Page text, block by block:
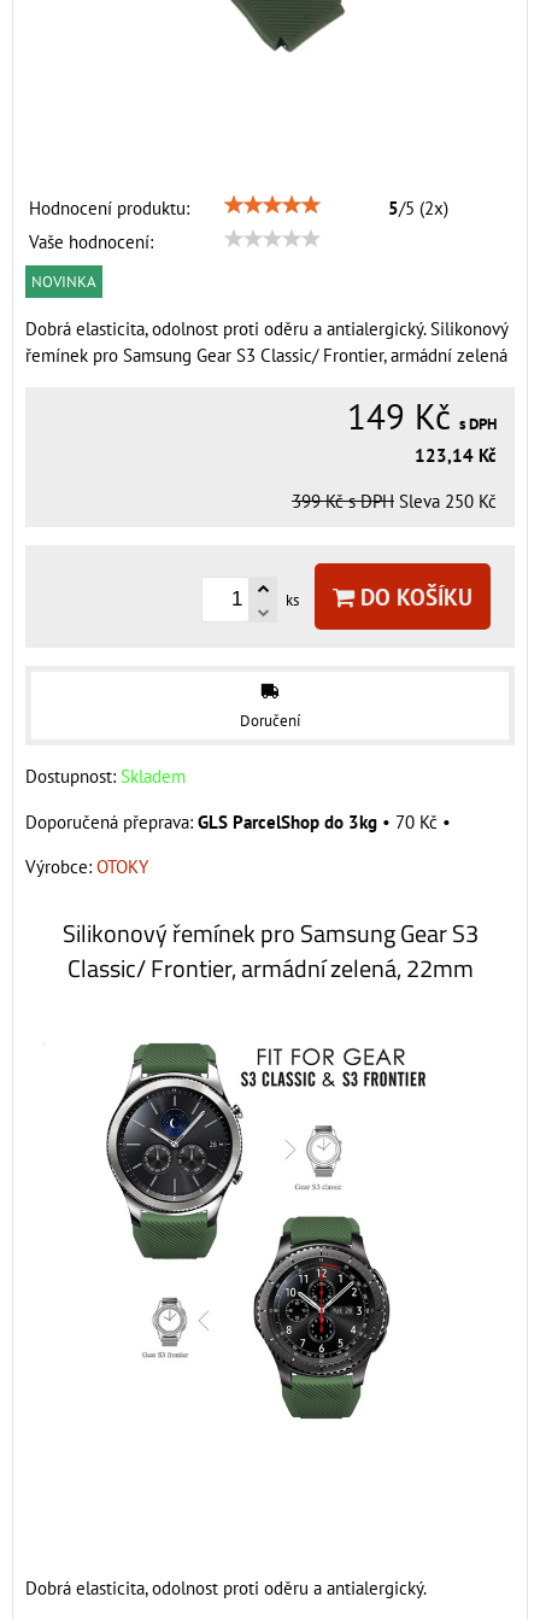
Hodnocení produktu: 5/5 (2x)
Vaše hodnocení:
NOVINKA
Dobrá elasticita, odolnost proti oděru a antialergický. Silikonový
řemínek pro Samsung Gear S3 Classic/ Frontier, armádní zelená
149 Kč s DPH
123,14 Kč
399 Kč s DPH Sleva 250 Kč
ks DO KOŠÍKU
Doručení
Dostupnost: Skladem
GLS ParcelShop do 3kg • 70 Kč •
Výrobce: OTOKY
Silikonový řemínek pro Samsung Gear S3
Classic/ Frontier, armádní zelená, 22mm
Dobrá elasticita, odolnost proti oděru a antialergický.